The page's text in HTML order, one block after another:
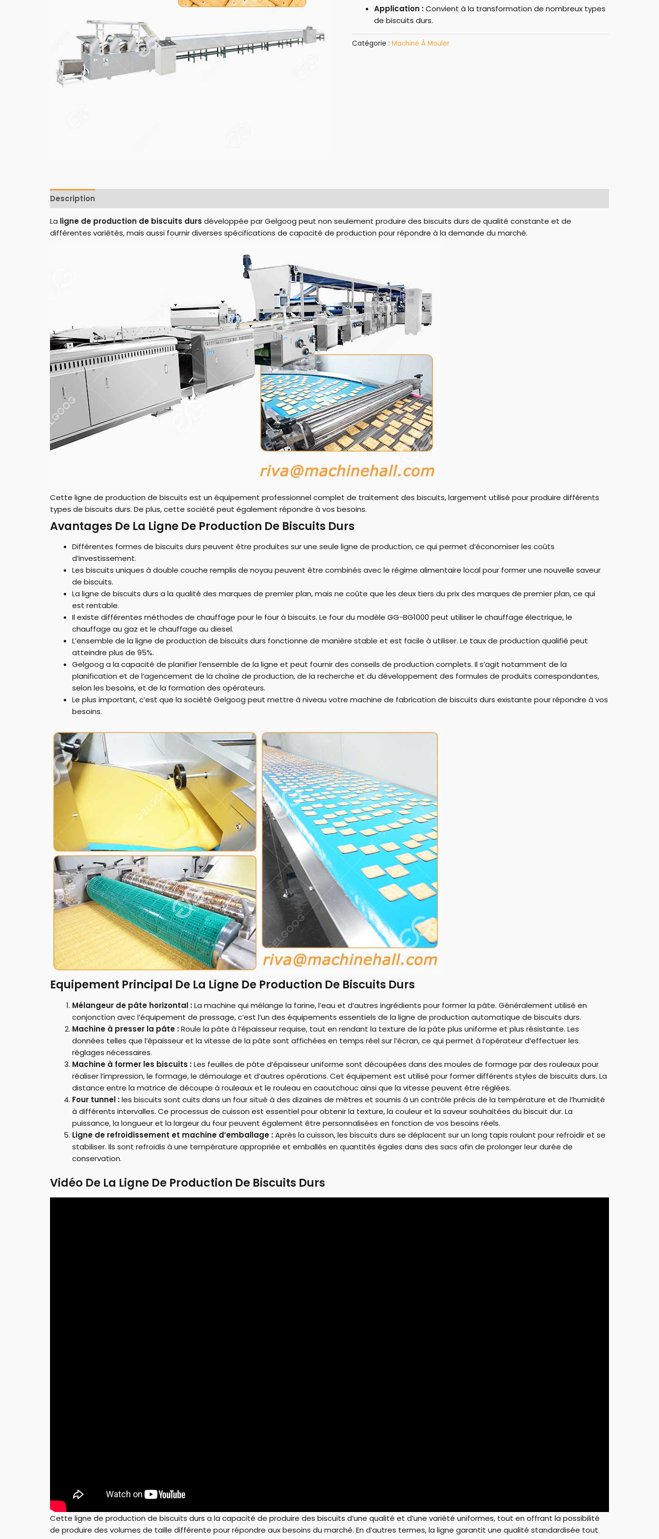
Application :Convient à la transformation de nombreux types
de biscuits durs.
Catégorie : Machine À Mouler
Description
La ligne de production de biscuits durs développée par Gelgoog peut non seulement produire des biscuits durs de qualité constante et de
différentes variétés, mais aussi fournir diverses spécifications de capacité de production pour répondre à la demande du marché.
Cette ligne de production de biscuits est un équipement professionnel complet de traitement des biscuits, largement utilisé pour produire différents
types de biscuits durs. De plus, cette société peut également répondre à vos besoins.
Avantages De La Ligne De Production De Biscuits Durs
Différentes formes de biscuits durs peuvent être produites sur une seule ligne de production, ce qui permet d’économiser les coûts
d’investissement.
Les biscuits uniques à double couche remplis de noyau peuvent être combinés avec le régime alimentaire local pour former une nouvelle saveur
de biscuits.
La ligne de biscuits durs a la qualité des marques de premier plan, mais ne coûte que les deux tiers du prix des marques de premier plan, ce qui
est rentable.
Il existe différentes méthodes de chauffage pour le four à biscuits. Le four du modèle GG-BG1000 peut utiliser le chauffage électrique, le
chauffage au gaz et le chauffage au diesel.
L’ensemble de la ligne de production de biscuits durs fonctionne de manière stable et est facile à utiliser. Le taux de production qualifié peut
atteindre plus de 95%.
Gelgoog a la capacité de planifier l’ensemble de la ligne et peut fournir des conseils de production complets. Il s’agit notamment de la
planification et de l’agencement de la chaîne de production, de la recherche et du développement des formules de produits correspondantes,
selon les besoins, et de la formation des opérateurs.
Le plus important, c’est que la société Gelgoog peut mettre à niveau votre machine de fabrication de biscuits durs existante pour répondre à vos
besoins.
Equipement Principal De La Ligne De Production De Biscuits Durs
Mélangeur de pâte horizontal :La machine qui mélange la farine, l’eau et d’autres ingrédients pour former la pâte. Généralement utilisé en
conjonction avec l’équipement de pressage, c’est l’un des équipements essentiels de la ligne de production automatique de biscuits durs.
Machine à presser la pâte :Roule la pâte à l’épaisseur requise, tout en rendant la texture de la pâte plus uniforme et plus résistante. Les
données telles que l’épaisseur et la vitesse de la pâte sont affichées en temps réel sur l’écran, ce qui permet à l’opérateur d’effectuer les
réglages nécessaires.
Machine à former les biscuits :Les feuilles de pâte d’épaisseur uniforme sont découpées dans des moules de formage par des rouleaux pour
réaliser l’impression, le formage, le démoulage et d’autres opérations. Cet équipement est utilisé pour former différents styles de biscuits durs. La
distance entre la matrice de découpe à rouleaux et le rouleau en caoutchouc ainsi que la vitesse peuvent être réglées.
Four tunnel :les biscuits sont cuits dans un four situé à des dizaines de mètres et soumis à un contrôle précis de la température et de l’humidité
à différents intervalles. Ce processus de cuisson est essentiel pour obtenir la texture, la couleur et la saveur souhaitées du biscuit dur. La
puissance, la longueur et la largeur du four peuvent également être personnalisées en fonction de vos besoins réels.
Ligne de refroidissement et machine d’emballage :Après la cuisson, les biscuits durs se déplacent sur un long tapis roulant pour refroidir et se
stabiliser. Ils sont refroidis à une température appropriée et emballés en quantités égales dans des sacs afin de prolonger leur durée de
conservation.
Vidéo De La Ligne De Production De Biscuits Durs
Cette ligne de production de biscuits durs a la capacité de produire des biscuits d’une qualité et d’une variété uniformes, tout en offrant la possibilité
de produire des volumes de taille différente pour répondre aux besoins du marché. En d’autres termes, la ligne garantit une qualité standardisée tout